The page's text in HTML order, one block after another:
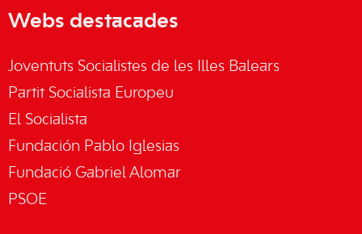
Webs destacades
Joventuts Socialistes de les Illes Balears
Partit Socialista Europeu
El Socialista
Fundación Pablo Iglesias
Fundació Gabriel Alomar
PSOE